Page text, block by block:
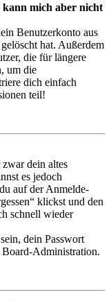
mich aber nicht
Benutzerkonto aus
hat. Außerdem
die für längere
um die
dich einfach
teil!
dein altes
es jedoch
auf der Anmelde-
klickst und den
schnell wieder
dein Passwort
Board-Administration.